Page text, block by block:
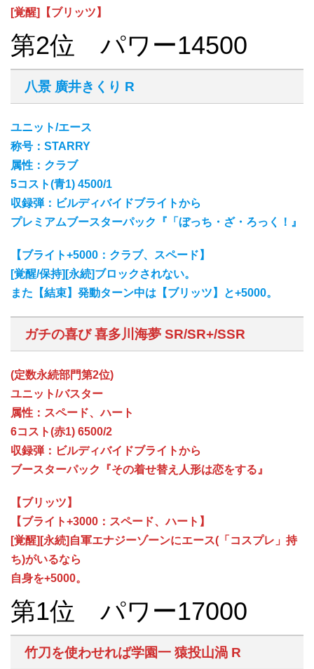
[覚醒]【ブリッツ】
第2位 パワー14500
八景 廣井きくり R
ユニット/エース
称号：STARRY
属性：クラブ
5コスト(青1) 4500/1
収録弾：ビルディバイドブライトから
プレミアムブースターパック『「ぼっち・ざ・ろっく！』
【ブライト+5000：クラブ、スペード】
[覚醒/保持][永続]ブロックされない。
また【結束】発動ターン中は【ブリッツ】と+5000。
ガチの喜び 喜多川海夢 SR/SR+/SSR
(定数永続部門第2位)
ユニット/バスター
属性：スペード、ハート
6コスト(赤1) 6500/2
収録弾：ビルディバイドブライトから
ブースターパック『その着せ替え人形は恋をする』
【ブリッツ】
【ブライト+3000：スペード、ハート】
[覚醒][永続]自軍エナジーゾーンにエース(「コスプレ」持
ち)がいるなら
自身を+5000。
第1位 パワー17000
竹刀を使わせれば学園一 猿投山渦 R